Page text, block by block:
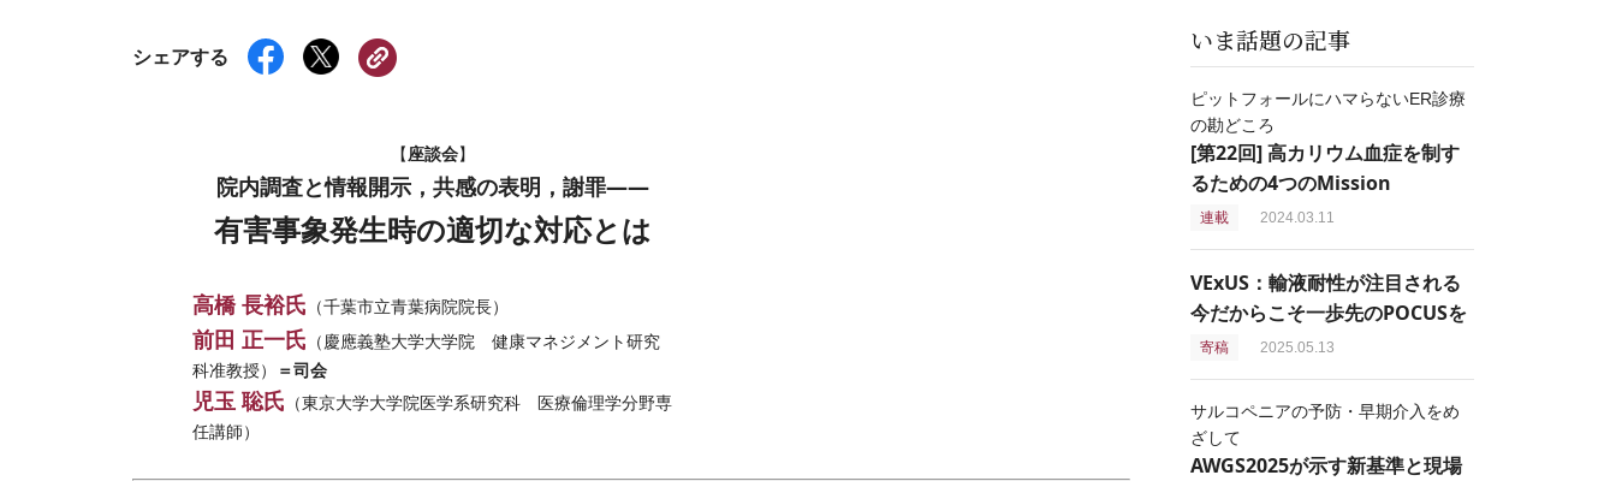
シェアする
【座談会】
院内調査と情報開示，共感の表明，謝罪――
有害事象発生時の適切な対応とは
高橋 長裕氏 （千葉市立青葉病院院長）
前田 正一氏 （慶應義塾大学大学院 健康マネジメント研究
科准教授）
＝司会
児玉 聡氏 （東京大学大学院医学系研究科 医療倫理学分野専
任講師）
いま話題の記事
ピットフォールにハマらないER診療
の勘どころ
[第22回] 高カリウム血症を制す
るための4つのMission
連載 2024.03.11
VExUS：輸液耐性が注目される
今だからこそ一歩先のPOCUSを
寄稿 2025.05.13
サルコペニアの予防・早期介入をめ
ざして
AWGS2025が示す新基準と現場